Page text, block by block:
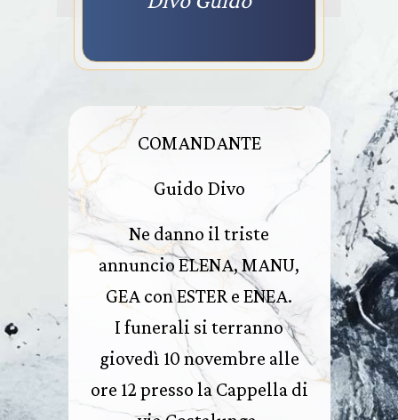
COMANDANTE
Guido Divo
Ne danno il triste
annuncio ELENA, MANU,
GEA con ESTER e ENEA.
I funerali si terranno
giovedì 10 novembre alle
ore 12 presso la Cappella di